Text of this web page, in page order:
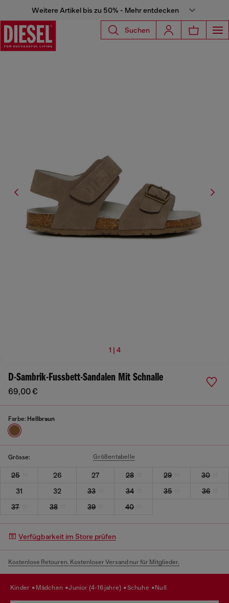
Weitere Artikel bis zu 50% - Mehr entdecken
Suchen
1 | 4
D-Sambrik-Fussbett-Sandalen Mit Schnalle
69,00 €
Farbe: Hellbraun
Grösse: Größentabelle
25 26 27 28 29
30
31
32 33 34 35
36
37
38 39 40
Verfügbarkeit im Store prüfen
Kostenlose Retouren. Kostenloser Versand nur für Mitglieder.
kinder mädchen junior (4-16 jahre) schuhe null